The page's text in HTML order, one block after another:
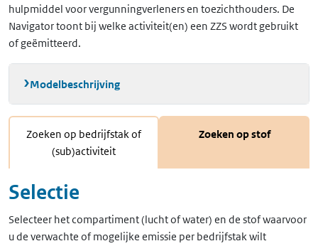
hulpmiddel voor vergunningverleners en toezichthouders. De
Navigator toont bij welke activiteit(en) een ZZS wordt gebruikt
of geëmitteerd.
Modelbeschrijving
Zoeken op bedrijfstak of
(sub)activiteit
Zoeken op stof
Selectie
Selecteer het compartiment (lucht of water) en de stof waarvoor
u de verwachte of mogelijke emissie per bedrijfstak wilt